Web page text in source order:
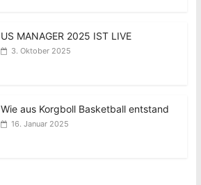
US MANAGER 2025 IST LIVE
3. Oktober 2025
Wie aus Korgboll Basketball entstand
16. Januar 2025